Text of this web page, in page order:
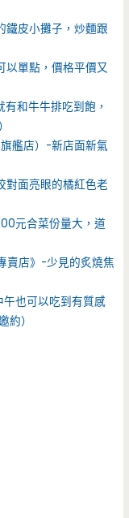
皮小攤子，炒麵跟
單點，價格平價又
和牛牛排吃到飽，
艦店）-新店面新氣
面亮眼的橘紅色老
元合菜份量大，道
賣店》-少見的炙燒焦
也可以吃到有質感
約）